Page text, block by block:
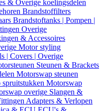
& Overige koelingsdelen
Brandstoffilters
Brandstoftanks | Pompen |
Overige
& Accessoires
Motor styling
| Covers | Overige
Steunen & Brackets
Motorswap steunen
Motorswap
overige Slangen &
Adapters & Verlopen